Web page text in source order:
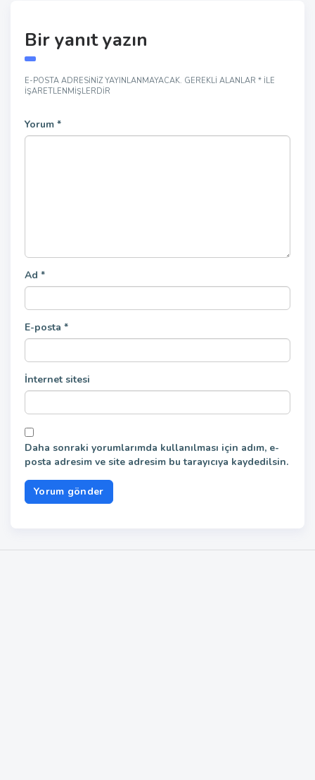
Bir yanıt yazın
E-POSTA ADRESINIZ YAYINLANMAYACAK. GEREKLI ALANLAR * ILE
IŞARETLENMIŞLERDIR
Yorum *
Ad *
E-posta *
İnternet sitesi
Daha sonraki yorumlarımda kullanılması için adım, e-
posta adresim ve site adresim bu tarayıcıya kaydedilsin.